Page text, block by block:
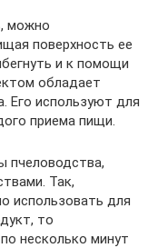
можно
поверхность ее
и к помощи
обладает
Его используют для
приема пищи.
пчеловодства,
Так,
использовать для
то
несколько минут